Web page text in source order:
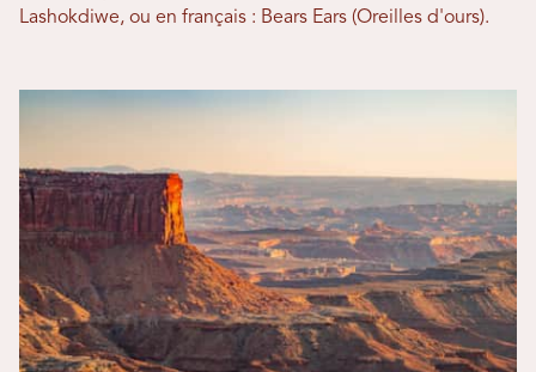
Lashokdiwe, ou en français : Bears Ears (Oreilles d'ours).